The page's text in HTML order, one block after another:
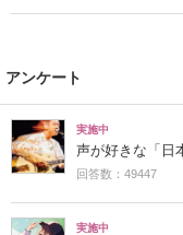
アンケート
実施中
声が好きな「日
回答数：49447
実施中